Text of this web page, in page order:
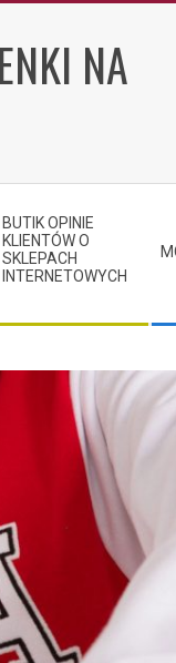
NA
BUTIK OPINIE
KLIENTÓW O
SKLEPACH
INTERNETOWYCH